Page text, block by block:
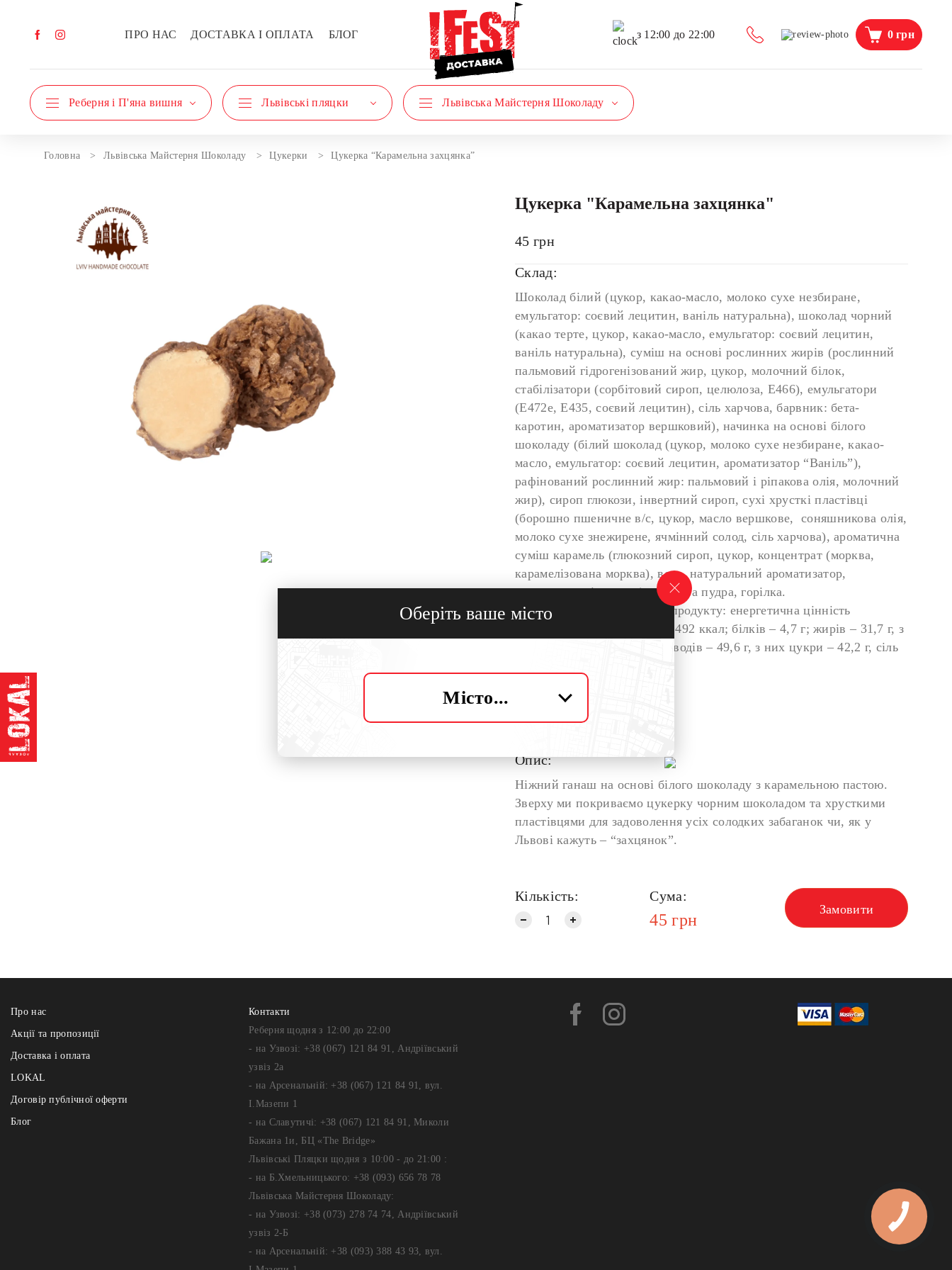
ПРО НАС ДОСТАВКА І ОПЛАТА БЛОГ з 12:00 до 22:00 0грн
Реберня і П'яна вишня Львівські пляцки Львівська Майстерня Шоколаду
Головна Львівська Майстерня Шоколаду Цукерки Цукерка “Карамельна захцянка”
Цукерка "Карамельна захцянка"
45 грн
Склад:
Шоколад білий (цукор, какао-масло, молоко сухе незбиране,
емульгатор: соєвий лецитин, ваніль натуральна), шоколад чорний
(какао терте, цукор, какао-масло, емульгатор: соєвий лецитин,
ваніль натуральна), суміш на основі рослинних жирів (рослинний
пальмовий гідрогенізований жир, цукор, молочний білок,
стабілізатори (сорбітовий сироп, целюлоза, Е466), емульгатори
(Е472е, Е435, соєвий лецитин), сіль харчова, барвник: бета-
каротин, ароматизатор вершковий), начинка на основі білого
шоколаду (білий шоколад (цукор, молоко сухе незбиране, какао-
масло, емульгатор: соєвий лецитин, ароматизатор “Ваніль”),
рафінований рослинний жир: пальмовий і ріпакова олія, молочний
жир), сироп глюкози, інвертний сироп, сухі хрусткі пластівці
(борошно пшеничне в/с, цукор, масло вершкове, соняшникова олія,
молоко сухе знежирене, ячмінний солод, сіль харчова), ароматична
суміш карамель (глюкозний сироп, цукор, концентрат (морква,
карамелізована морква), вода, натуральний ароматизатор,
цитрусова клітковина), цукрова пудра, горілка.
Поживна цінність на 100 г продукту: енергетична цінність
(калорійність) – 2058 кДж / 492 ккал; білків – 4,7 г; жирів – 31,7 г, з
них насичені – 16,7 г; вуглеводів – 49,6 г, з них цукри – 42,2 г, сіль
12 г
Опис:
Ніжний ганаш на основі білого шоколаду з карамельною пастою.
Зверху ми покриваємо цукерку чорним шоколадом та хрусткими
пластівцями для задоволення усіх солодких забаганок чи, як у
Львові кажуть – “захцянок”.
Кількість: Сума:
45 грн
Замовити
Про нас
Акції та пропозиції
Доставка і оплата
LOKAL
Договір публічної оферти
Блог
Контакти
Реберня щодня з 12:00 до 22:00
- на Узвозі: +38 (067) 121 84 91, Андріївський
узвіз 2а
- на Арсенальній: +38 (067) 121 84 91, вул.
І.Мазепи 1
- на Славутичі: +38 (067) 121 84 91, Миколи
Бажана 1и, БЦ «The Bridge»
Львівські Пляцки щодня з 10:00 - до 21:00 :
- на Б.Хмельницького: +38 (093) 656 78 78
Львівська Майстерня Шоколаду:
- на Узвозі: +38 (073) 278 74 74, Андріївський
узвіз 2-Б
- на Арсенальній: +38 (093) 388 43 93, вул.
Оберіть ваше місто
Місто...